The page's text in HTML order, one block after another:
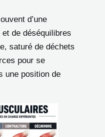
d’une
de déséquilibres
saturé de déchets
pour se
une position de